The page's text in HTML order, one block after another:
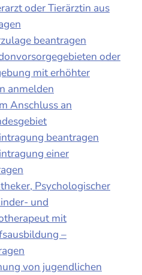
oder Tierärztin aus
beantragen
oder
mit erhöhter
anmelden
Anschluss an
beantragen
einer
Psychologischer
und
mit
–
von jugendlichen